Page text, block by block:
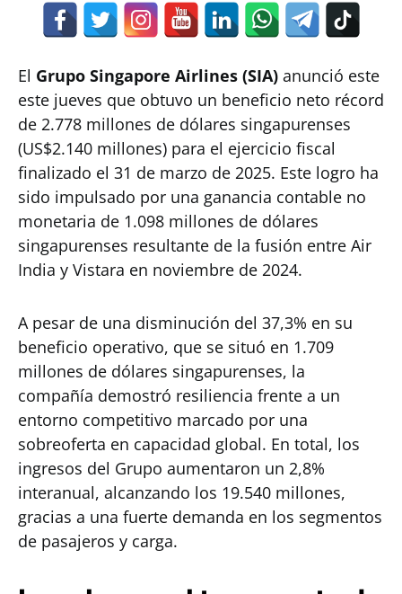
El Grupo Singapore Airlines (SIA) anunció este
este jueves que obtuvo un beneficio neto récord
de 2.778 millones de dólares singapurenses
(US$2.140 millones) para el ejercicio fiscal
finalizado el 31 de marzo de 2025. Este logro ha
sido impulsado por una ganancia contable no
monetaria de 1.098 millones de dólares
singapurenses resultante de la fusión entre Air
India y Vistara en noviembre de 2024.
A pesar de una disminución del 37,3% en su
beneficio operativo, que se situó en 1.709
millones de dólares singapurenses, la
compañía demostró resiliencia frente a un
entorno competitivo marcado por una
sobreoferta en capacidad global. En total, los
ingresos del Grupo aumentaron un 2,8%
interanual, alcanzando los 19.540 millones,
gracias a una fuerte demanda en los segmentos
de pasajeros y carga.